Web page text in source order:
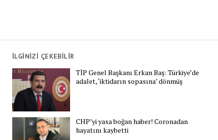
İLGİNİZİ ÇEKEBİLİR
TİP Genel Başkanı Erkan Baş: Türkiye’de
adalet, ‘iktidarın sopasına’ dönmüş
CHP’yi yasa boğan haber! Coronadan
hayatını kaybetti